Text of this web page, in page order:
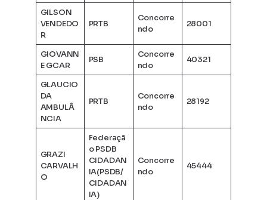
GILSON
VENDEDO
R
PRTB
Concorre
ndo
28001
GIOVANN
E GCAR
PSB
Concorre
ndo
40321
GLAUCIO
DA
AMBULÂ
NCIA
PRTB
Concorre
ndo
28192
GRAZI
CARVALH
O
Federaçã
o PSDB
CIDADAN
IA(PSDB/
CIDADAN
IA)
Concorre
ndo
45444